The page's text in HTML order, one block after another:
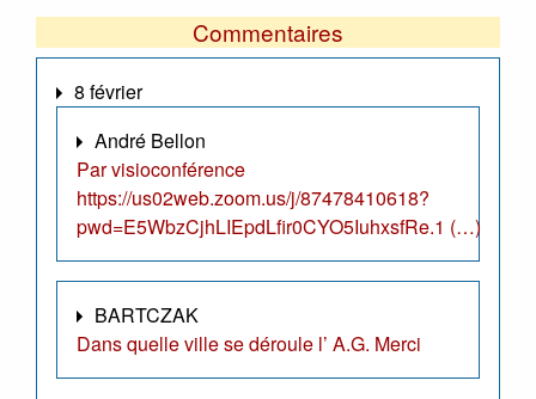
Commentaires
8 février
André Bellon
Par visioconférence
https://us02web.zoom.us/j/87478410618?
pwd=E5WbzCjhLIEpdLfir0CYO5IuhxsfRe.1 (…)
BARTCZAK
Dans quelle ville se déroule l’ A.G. Merci